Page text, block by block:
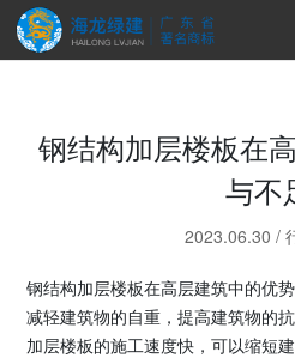
钢结构加层楼板在
与不
2023.06.30 /
钢结构加层楼板在高层建筑中的优
减轻建筑物的自重，提高建筑物的
加层楼板的施工速度快，可以缩短